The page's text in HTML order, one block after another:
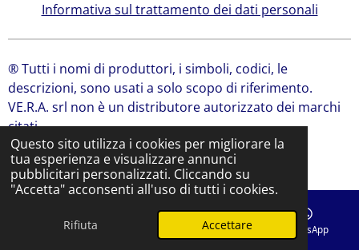
Questo sito utilizza i cookies per migliorare la
tua esperienza e visualizzare annunci
pubblicitari personalizzati. Cliccando su
"Accetta" acconsenti all'uso di tutti i cookies.
Rifiuta Accettare
Informativa sul trattamento dei dati personali
® Tutti i nomi di produttori, i simboli, codici, le
descrizioni, sono usati a solo scopo di riferimento.
VE.R.A. srl non è un distributore autorizzato dei marchi
citati.
© 2024 VE.R.A. Srl | Ricambi Bobcat, Ricambi JCB
Fornito daWebador
Mappa WhatsApp